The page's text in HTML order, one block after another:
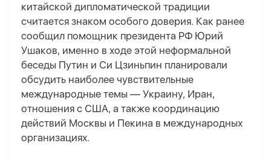
китайской дипломатической традиции
считается знаком особого доверия. Как ранее
сообщил помощник президента РФ Юрий
Ушаков, именно в ходе этой неформальной
беседы Путин и Си Цзиньпин планировали
обсудить наиболее чувствительные
международные темы — Украину, Иран,
отношения с США, а также координацию
действий Москвы и Пекина в международных
организациях.